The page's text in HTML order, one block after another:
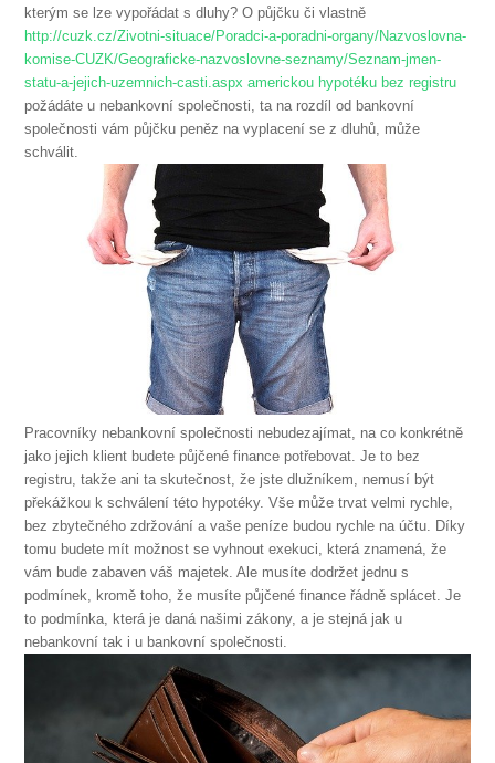
kterým se lze vypořádat s dluhy? O půjčku či vlastně
http://cuzk.cz/Zivotni-situace/Poradci-a-poradni-organy/Nazvoslovna-
komise-CUZK/Geograficke-nazvoslovne-seznamy/Seznam-jmen-
statu-a-jejich-uzemnich-casti.aspx americkou hypotéku bez registru
požádáte u nebankovní společnosti, ta na rozdíl od bankovní
společnosti vám půjčku peněz na vyplacení se z dluhů, může
schválit.
Pracovníky nebankovní společnosti nebudezajímat, na co konkrétně
jako jejich klient budete půjčené finance potřebovat. Je to bez
registru, takže ani ta skutečnost, že jste dlužníkem, nemusí být
překážkou k schválení této hypotéky. Vše může trvat velmi rychle,
bez zbytečného zdržování a vaše peníze budou rychle na účtu. Díky
tomu budete mít možnost se vyhnout exekuci, která znamená, že
vám bude zabaven váš majetek. Ale musíte dodržet jednu s
podmínek, kromě toho, že musíte půjčené finance řádně splácet. Je
to podmínka, která je daná našimi zákony, a je stejná jak u
nebankovní tak i u bankovní společnosti.